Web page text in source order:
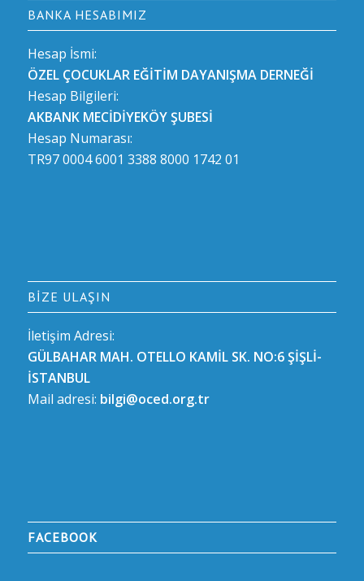
BANKA HESABIMIZ
Hesap İsmi:
ÖZEL ÇOCUKLAR EĞİTİM DAYANIŞMA DERNEĞİ
Hesap Bilgileri:
AKBANK MECİDİYEKÖY ŞUBESİ
Hesap Numarası:
TR97 0004 6001 3388 8000 1742 01
BIZE ULAŞIN
İletişim Adresi:
GÜLBAHAR MAH. OTELLO KAMİL SK. NO:6 ŞİŞLİ-
İSTANBUL
Mail adresi: bilgi@oced.org.tr
FACEBOOK